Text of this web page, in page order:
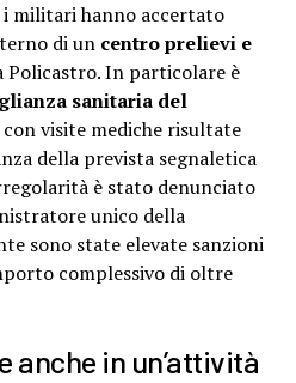
militari hanno accertato
di un centro prelievi e
In particolare è
sanitaria del
con visite mediche risultate
della prevista segnaletica
è stato denunciato
unico della
sono state elevate sanzioni
complessivo di oltre
anche in un’attività